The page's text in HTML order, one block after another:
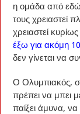
η ομάδα από
τους χρειαστεί
χρειαστεί
έξω για ακόμη
δεν γίνεται να
Ο Ολυμπιακός,
πρέπει να μπει
παίξει άμυνα,